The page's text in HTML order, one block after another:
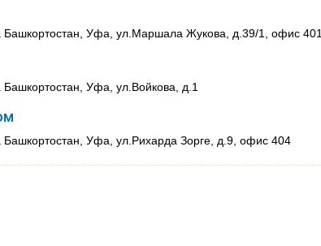
Башкортостан, Уфа, ул.Маршала Жукова, д.39/1, офис 401
Башкортостан, Уфа, ул.Войкова, д.1
Башкортостан, Уфа, ул.Рихарда Зорге, д.9, офис 404